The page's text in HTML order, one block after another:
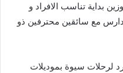
بداية تناسب الافراد و
مع سائقين محترفين ذو
لذلك ايجار تويوتا كوستر21 فرد لرحلات سيوة بموديلات